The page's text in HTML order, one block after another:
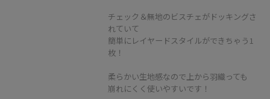
チェック＆無地のビスチェがドッキングさ
れていて
簡単にレイヤードスタイルができちゃう1
枚！
柔らかい生地感なので上から羽織っても
崩れにくく使いやすいです！